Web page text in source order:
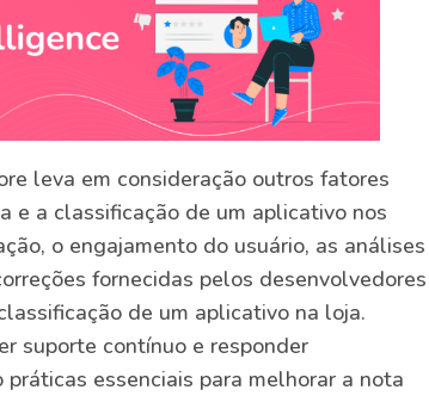
leva em consideração outros fatores
e a classificação de um aplicativo nos
o engajamento do usuário, as análises
fornecidas pelos desenvolvedores
de um aplicativo na loja.
suporte contínuo e responder
essenciais para melhorar a nota